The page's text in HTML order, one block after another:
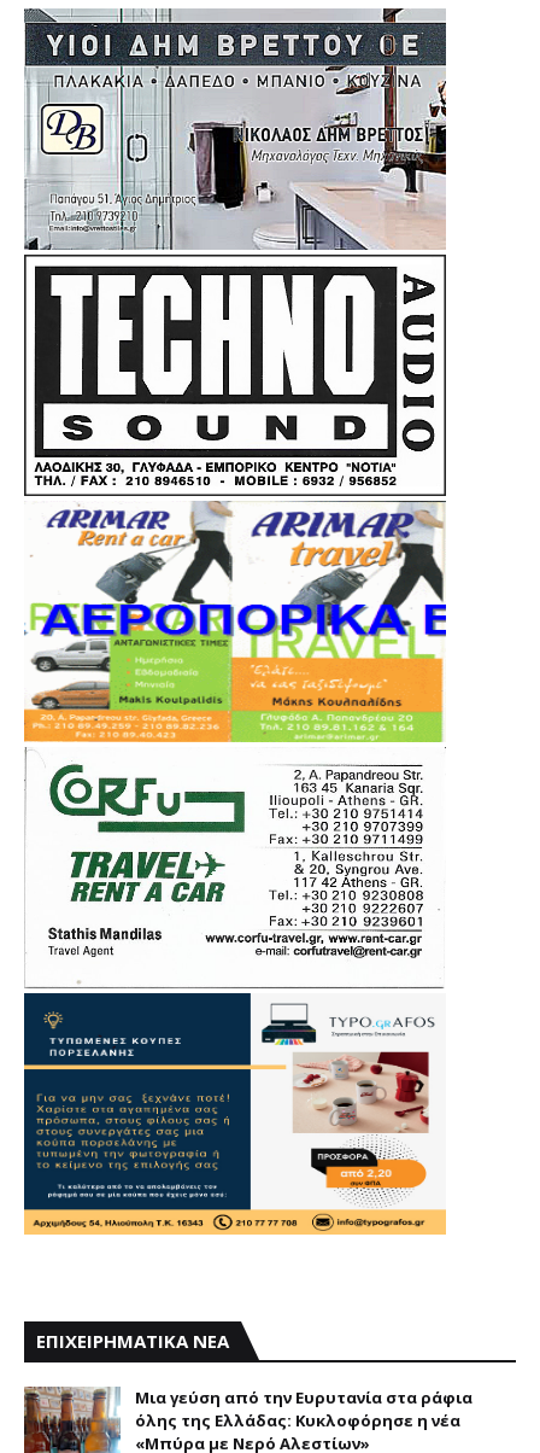
ΕΠΙΧΕΙΡΗΜΑΤΙΚΑ ΝΕΑ
Mια γεύση από την Eυρυτανία στα ράφια
όλης της Ελλάδας: Κυκλοφόρησε η νέα
«Μπύρα με Nερό Aλεστίων»